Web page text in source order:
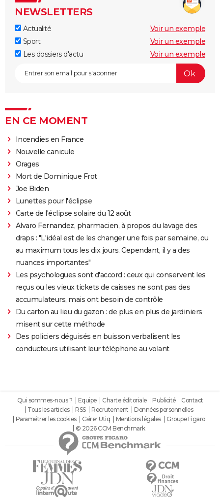
NEWSLETTERS
Actualité
Voir un exemple
Sport
Voir un exemple
Les dossiers d'actu
Voir un exemple
EN CE MOMENT
Incendies en France
Nouvelle canicule
Orages
Mort de Dominique Frot
Joe Biden
Lunettes pour l'éclipse
Carte de l'éclipse solaire du 12 août
Alvaro Fernandez, pharmacien, à propos du lavage des
draps : "L'idéal est de les changer une fois par semaine, ou
au maximum tous les dix jours. Cependant, il y a des
nuances importantes"
Les psychologues sont d'accord : ceux qui conservent les
reçus ou les vieux tickets de caisses ne sont pas des
accumulateurs, mais ont besoin de contrôle
Du carton au lieu du gazon : de plus en plus de jardiniers
misent sur cette méthode
Des policiers déguisés en buisson verbalisent les
conducteurs utilisant leur téléphone au volant
Qui sommes-nous ? Equipe Charte éditoriale Publicité
Contact
Tous les articles
RSS Recrutement
Données personnelles
Paramétrer les cookies
Gérer Utiq Mentions légales
Groupe Figaro
© 2026 CCM Benchmark